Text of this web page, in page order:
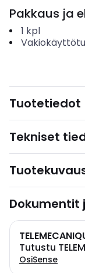
Pakkaus ja
1 kpl
Tuotetiedot
Tekniset
Dokumentit
Tutustu
OsiSense